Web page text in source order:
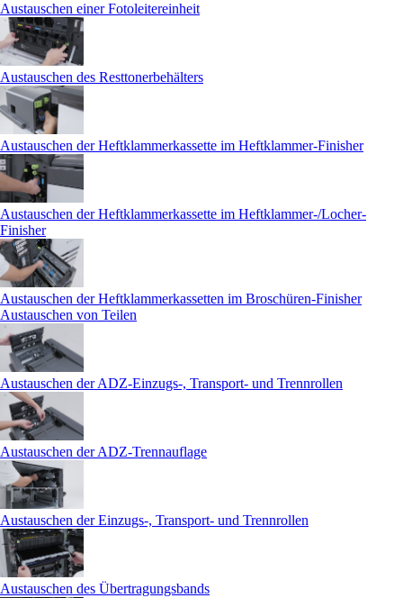
Austauschen einer Fotoleitereinheit
Austauschen des Resttonerbehälters
Austauschen der Heftklammerkassette im Heftklammer-Finisher
Austauschen der Heftklammerkassette im Heftklammer-/Locher-
Finisher
Austauschen der Heftklammerkassetten im Broschüren-Finisher
Austauschen von Teilen
Austauschen der ADZ-Einzugs-, Transport- und Trennrollen
Austauschen der ADZ-Trennauflage
Austauschen der Einzugs-, Transport- und Trennrollen
Austauschen des Übertragungsbands